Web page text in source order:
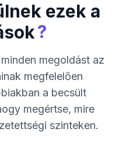
ezek a
?
megoldást az
megfelelően
a becsült
megértse, mire
szinteken.